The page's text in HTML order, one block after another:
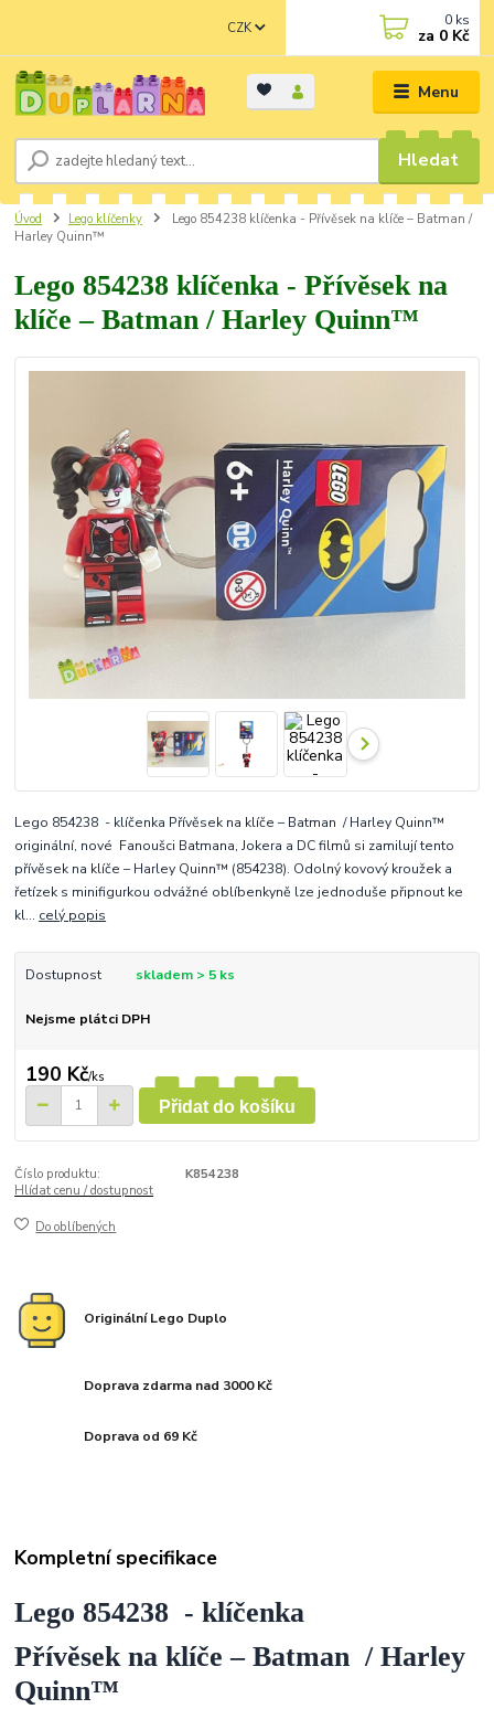
Menu
CZK
Hledat
0 ks
za 0 Kč
Úvod Lego klíčenky
Lego 854238 klíčenka - Přívěsek na klíče – Batman /
Harley Quinn™
Lego 854238 klíčenka - Přívěsek na
klíče – Batman / Harley Quinn™
Lego 854238 - klíčenka Přívěsek na klíče – Batman / Harley Quinn™
originální, nové Fanoušci Batmana, Jokera a DC filmů si zamilují tento
přívěsek na klíče – Harley Quinn™ (854238). Odolný kovový kroužek a
řetízek s minifigurkou odvážné oblíbenkyně lze jednoduše připnout ke
kl... celý popis
Dostupnost skladem > 5 ks
Nejsme plátci DPH
190 Kč/ks
Přidat do košíku
Číslo produktu:
K854238
Hlídat cenu / dostupnost
Do oblíbených
Originální Lego Duplo
Doprava zdarma nad 3000 Kč
Doprava od 69 Kč
Kompletní specifikace
Lego 854238 - klíčenka
Přívěsek na klíče – Batman / Harley
Quinn™